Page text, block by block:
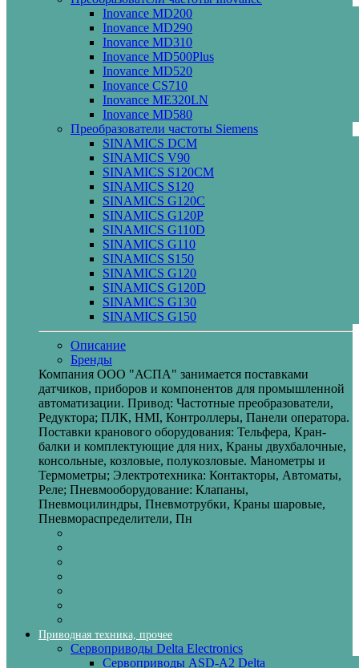
Inovance MD200
Inovance MD290
Inovance MD310
Inovance MD500Plus
Inovance MD520
Inovance CS710
Inovance ME320LN
Inovance MD580
Преобразователи частоты Siemens
SINAMICS DCM
SINAMICS V90
SINAMICS S120CM
SINAMICS S120
SINAMICS G120C
SINAMICS G120P
SINAMICS G110D
SINAMICS G110
SINAMICS S150
SINAMICS G120
SINAMICS G120D
SINAMICS G130
SINAMICS G150
Описание
Бренды
Компания ООО "АСПА" занимается поставками
датчиков, приборов и компонентов для промышленной
автоматизации. Привод: Частотные преобразователи,
Редуктора; ПЛК, HMI, Контроллеры, Панели оператора.
Поставки кранового оборудования: Тельфера, Кран-
балки и комплектующие для них, Краны двухбалочные,
консольные, козловые, полукозловые. Манометры и
Термометры; Электротехника: Контакторы, Автоматы,
Реле; Пневмооборудование: Клапаны,
Пневмоцилиндры, Пневмотрубки, Краны шаровые,
Пневмораспределители, Пн
Приводная техника, прочее
Сервоприводы Delta Electronics
Сервоприводы ASD-A2 Delta